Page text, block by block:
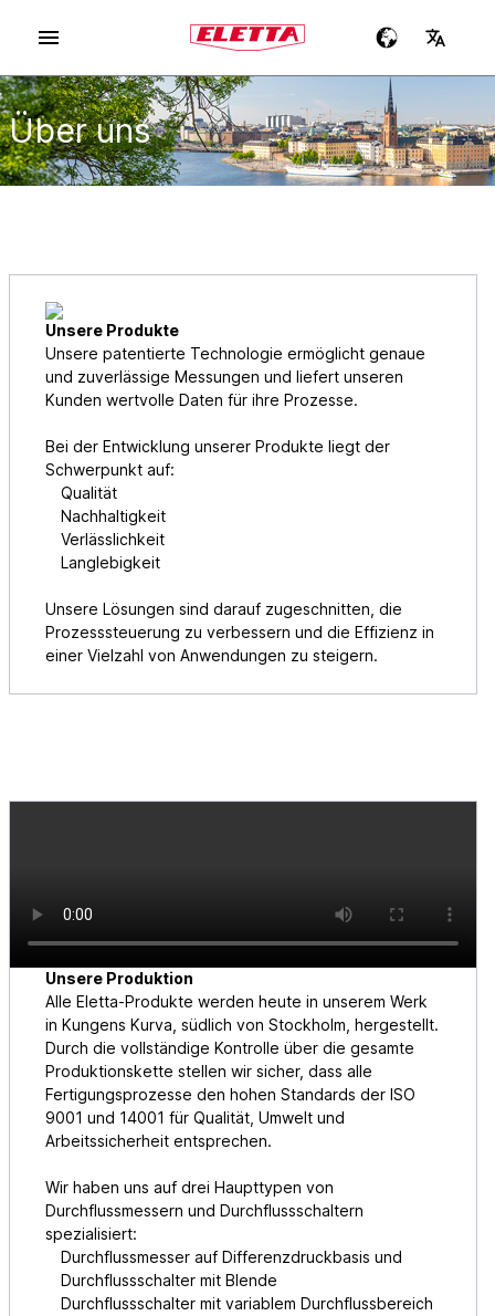
Über uns
Unsere Produkte
Unsere patentierte Technologie ermöglicht genaue
und zuverlässige Messungen und liefert unseren
Kunden wertvolle Daten für ihre Prozesse.
Bei der Entwicklung unserer Produkte liegt der
Schwerpunkt auf:
Qualität
Nachhaltigkeit
Verlässlichkeit
Langlebigkeit
Unsere Lösungen sind darauf zugeschnitten, die
Prozesssteuerung zu verbessern und die Effizienz in
einer Vielzahl von Anwendungen zu steigern.
Unsere Produktion
Alle Eletta-Produkte werden heute in unserem Werk
in Kungens Kurva, südlich von Stockholm, hergestellt.
Durch die vollständige Kontrolle über die gesamte
Produktionskette stellen wir sicher, dass alle
Fertigungsprozesse den hohen Standards der ISO
9001 und 14001 für Qualität, Umwelt und
Arbeitssicherheit entsprechen.
Wir haben uns auf drei Haupttypen von
Durchflussmessern und Durchflussschaltern
spezialisiert:
Durchflussmesser auf Differenzdruckbasis und
Durchflussschalter mit Blende
Durchflussschalter mit variablem Durchflussbereich